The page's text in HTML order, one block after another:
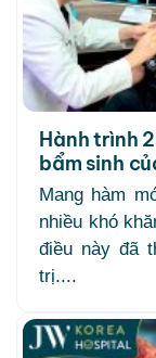
Hành trình
bẩm sinh
Mang hàm
nhiều khó
điều này đã
trị....